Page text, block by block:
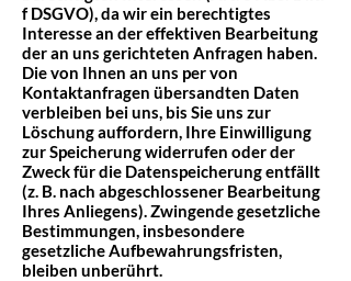
f DSGVO), da wir ein berechtigtes
Interesse an der effektiven Bearbeitung
der an uns gerichteten Anfragen haben.
Die von Ihnen an uns per von
Kontaktanfragen übersandten Daten
verbleiben bei uns, bis Sie uns zur
Löschung auffordern, Ihre Einwilligung
zur Speicherung widerrufen oder der
Zweck für die Datenspeicherung entfällt
(z. B. nach abgeschlossener Bearbeitung
Ihres Anliegens). Zwingende gesetzliche
Bestimmungen, insbesondere
gesetzliche Aufbewahrungsfristen,
bleiben unberührt.